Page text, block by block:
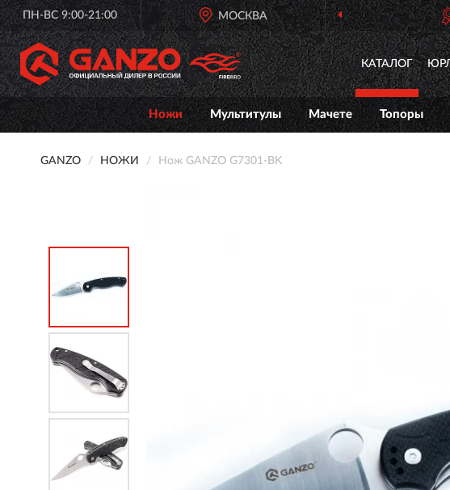
ПН-ВС 9:00-21:00 МОСКВА ОФИЦИАЛЬНЫЙ
КАТАЛОГ
Ножи Мультитулы Мачете Топоры
GANZO НОЖИ Нож GANZO G7301-BK